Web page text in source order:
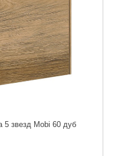
5 звезд Mobi 60 дуб